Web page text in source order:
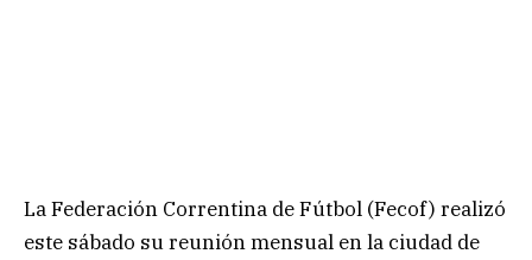
La Federación Correntina de Fútbol (Fecof) realizó
este sábado su reunión mensual en la ciudad de